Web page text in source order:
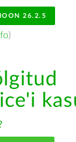
26.2.5
)